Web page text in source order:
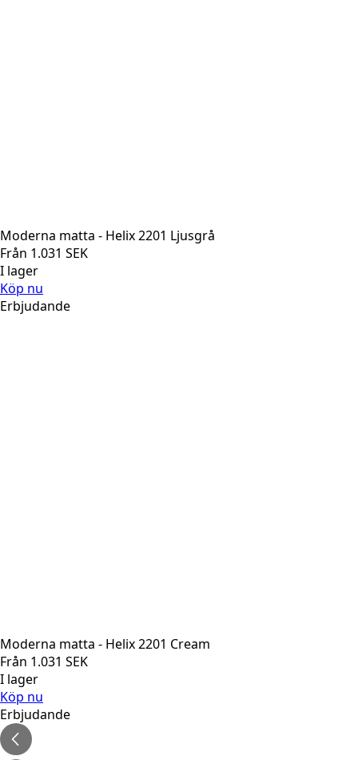
Moderna matta - Helix 2201 Ljusgrå
Från 1.031 SEK
I lager
Köp nu
Erbjudande
Moderna matta - Helix 2201 Cream
Från 1.031 SEK
I lager
Köp nu
Erbjudande